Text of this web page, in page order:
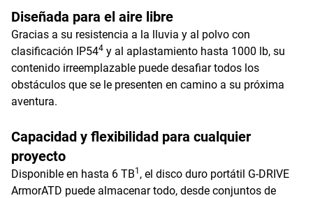
Diseñada para el aire libre
Gracias a su resistencia a la lluvia y al polvo con
clasificación IP544 y al aplastamiento hasta 1000 lb, su
contenido irreemplazable puede desafiar todos los
obstáculos que se le presenten en camino a su próxima
aventura.
Capacidad y flexibilidad para cualquier
proyecto
Disponible en hasta 6 TB1 , el disco duro portátil G-DRIVE
ArmorATD puede almacenar todo, desde conjuntos de